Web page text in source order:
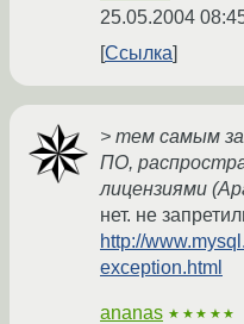
25.05.2004
Ссылка
> тем самым
ПО,
лицензиями
нет. не
http://
exception.html
ananas ★★★★★